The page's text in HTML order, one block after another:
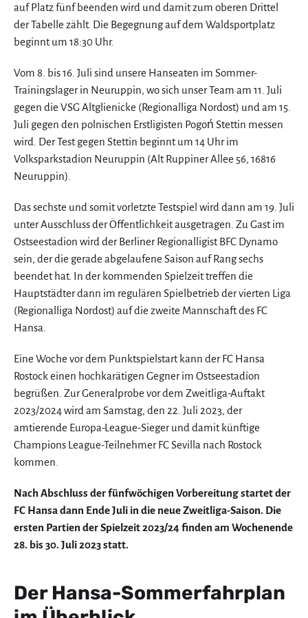
auf Platz fünf beenden wird und damit zum oberen Drittel
der Tabelle zählt. Die Begegnung auf dem Waldsportplatz
beginnt um 18:30 Uhr.
Vom 8. bis 16. Juli sind unsere Hanseaten im Sommer-
Trainingslager in Neuruppin, wo sich unser Team am 11. Juli
gegen die VSG Altglienicke (Regionalliga Nordost) und am 15.
Juli gegen den polnischen Erstligisten Pogoń Stettin messen
wird. Der Test gegen Stettin beginnt um 14 Uhr im
Volksparkstadion Neuruppin (Alt Ruppiner Allee 56, 16816
Neuruppin).
Das sechste und somit vorletzte Testspiel wird dann am 19. Juli
unter Ausschluss der Öffentlichkeit ausgetragen. Zu Gast im
Ostseestadion wird der Berliner Regionalligist BFC Dynamo
sein, der die gerade abgelaufene Saison auf Rang sechs
beendet hat. In der kommenden Spielzeit treffen die
Hauptstädter dann im regulären Spielbetrieb der vierten Liga
(Regionalliga Nordost) auf die zweite Mannschaft des FC
Hansa.
Eine Woche vor dem Punktspielstart kann der FC Hansa
Rostock einen hochkarätigen Gegner im Ostseestadion
begrüßen. Zur Generalprobe vor dem Zweitliga-Auftakt
2023/2024 wird am Samstag, den 22. Juli 2023, der
amtierende Europa-League-Sieger und damit künftige
Champions League-Teilnehmer FC Sevilla nach Rostock
kommen.
Nach Abschluss der fünfwöchigen Vorbereitung startet der
FC Hansa dann Ende Juli in die neue Zweitliga-Saison. Die
ersten Partien der Spielzeit 2023/24 finden am Wochenende
28. bis 30. Juli 2023 statt.
Der Hansa-Sommerfahrplan